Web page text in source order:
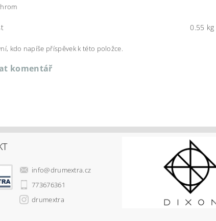
0.55 kg
kdo napíše příspěvek k této položce.
komentář
info@drumextra.cz
773676361
drumextra